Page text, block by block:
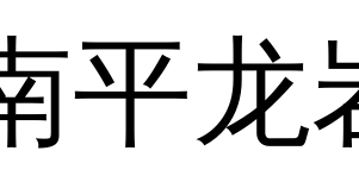
平龙